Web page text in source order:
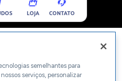
LOJA CONTATO
semelhantes para
serviços, personalizar